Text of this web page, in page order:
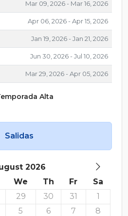
Mar 09, 2026 - Mar 16, 2026
Apr 06, 2026 - Apr 15, 2026
Jan 19, 2026 - Jan 21, 2026
Jun 30, 2026 - Jul 10, 2026
Mar 29, 2026 - Apr 05, 2026
Alta
Salidas
2026
We Th Fr
Sa
29 30 31
1
5 6 7
8